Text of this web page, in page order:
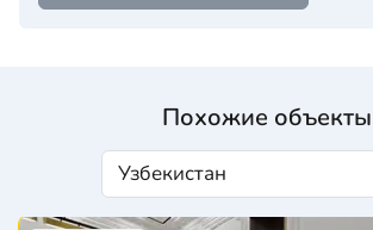
Похожие объекты